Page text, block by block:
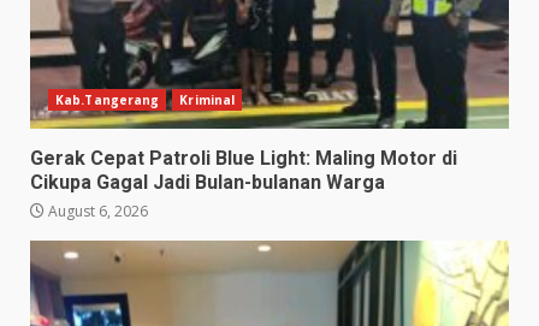
Kab.Tangerang Kriminal
Gerak Cepat Patroli Blue Light: Maling Motor di
Cikupa Gagal Jadi Bulan-bulanan Warga
August 6, 2026